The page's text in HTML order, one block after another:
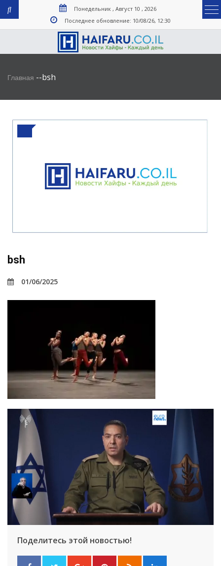
Понедельник , Август 10 , 2026
Последнее обновление: 10/08/26, 12:30
Главная --bsh
bsh
01/06/2025
Поделитесь этой новостью!